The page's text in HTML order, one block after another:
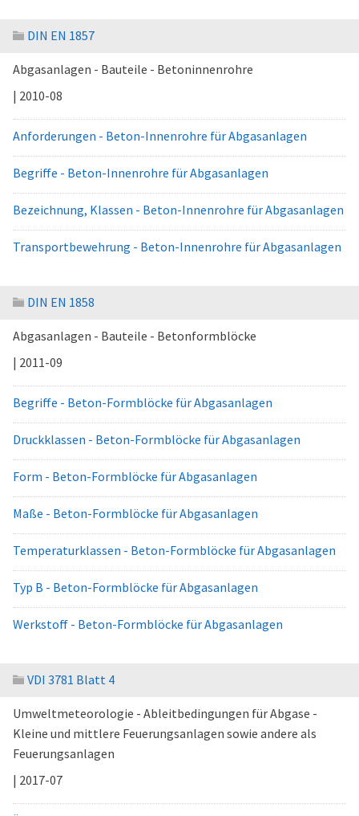
DIN EN 1857
Abgasanlagen - Bauteile - Betoninnenrohre
| 2010-08
Anforderungen - Beton-Innenrohre für Abgasanlagen
Begriffe - Beton-Innenrohre für Abgasanlagen
Bezeichnung, Klassen - Beton-Innenrohre für Abgasanlagen
Transportbewehrung - Beton-Innenrohre für Abgasanlagen
DIN EN 1858
Abgasanlagen - Bauteile - Betonformblöcke
| 2011-09
Begriffe - Beton-Formblöcke für Abgasanlagen
Druckklassen - Beton-Formblöcke für Abgasanlagen
Form - Beton-Formblöcke für Abgasanlagen
Maße - Beton-Formblöcke für Abgasanlagen
Temperaturklassen - Beton-Formblöcke für Abgasanlagen
Typ B - Beton-Formblöcke für Abgasanlagen
Werkstoff - Beton-Formblöcke für Abgasanlagen
VDI 3781 Blatt 4
Umweltmeteorologie - Ableitbedingungen für Abgase -
Kleine und mittlere Feuerungsanlagen sowie andere als
Feuerungsanlagen
| 2017-07